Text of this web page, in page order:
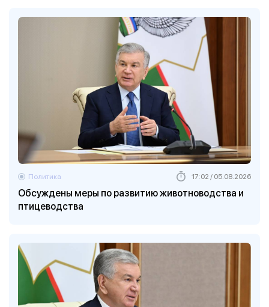
Обсуждены меры по развитию животноводства и
птицеводства
Политика 17:02 / 05.08.2026